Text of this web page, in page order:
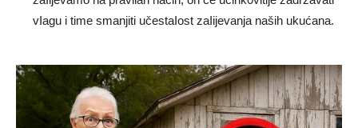
vIagu i time smanjiti učestaIost zaIijevanja naših ukućana.